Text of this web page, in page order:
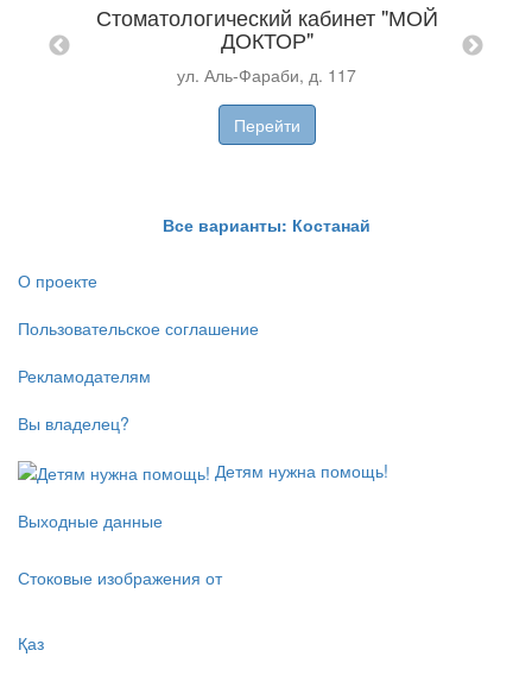
Стоматологический кабинет "МОЙ
ДОКТОР"
ул. Аль-Фараби, д. 117
Перейти
Все варианты: Костанай
О проекте
Пользовательское соглашение
Рекламодателям
Вы владелец?
Детям нужна помощь!
Выходные данные
Стоковые изображения от
Қаз